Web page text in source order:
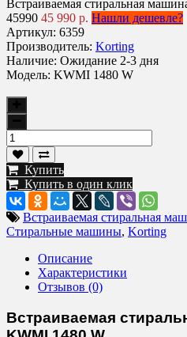
Встраиваемая стиральная
45990 45 990 р. Нашли дешевле?
Артикул: 6359
Производитель: Korting
Наличие: Ожидание 2-3 дня
Модель: KWMI 1480 W
Купить
Купить в один клик
Встраиваемая стиральная
Стиральные машины, Korting
Описание
Характеристики
Отзывов (0)
Встраиваемая